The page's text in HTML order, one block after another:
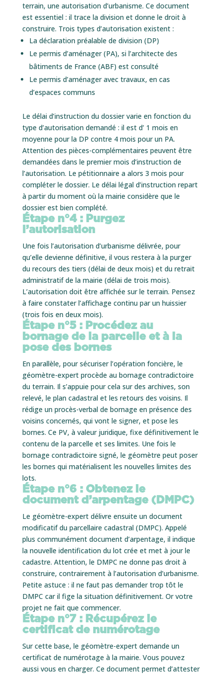
terrain, une autorisation d’urbanisme. Ce document
est essentiel : il trace la division et donne le droit à
construire. Trois types d’autorisation existent :
La déclaration préalable de division (DP)
Le permis d’aménager (PA), si l’architecte des
bâtiments de France (ABF) est consulté
Le permis d’aménager avec travaux, en cas
d’espaces communs
Le délai d’instruction du dossier varie en fonction du
type d’autorisation demandé : il est d’ 1 mois en
moyenne pour la DP contre 4 mois pour un PA.
Attention des pièces-complémentaires peuvent être
demandées dans le premier mois d’instruction de
l’autorisation. Le pétitionnaire a alors 3 mois pour
compléter le dossier. Le délai légal d’instruction repart
à partir du moment où la mairie considère que le
dossier est bien complété.
Étape n°4 : Purgez
l’autorisation
Une fois l’autorisation d’urbanisme délivrée, pour
qu’elle devienne définitive, il vous restera à la purger
du recours des tiers (délai de deux mois) et du retrait
administratif de la mairie (délai de trois mois).
L’autorisation doit être affichée sur le terrain. Pensez
à faire constater l’affichage continu par un huissier
(trois fois en deux mois).
Étape n°5 : Procédez au
bornage de la parcelleet à la
pose des bornes
En parallèle, pour sécuriser l’opération foncière, le
géomètre-expert procède au bornage contradictoire
du terrain. Il s’appuie pour cela sur des archives, son
relevé, le plan cadastral et les retours des voisins. Il
rédige un procès-verbal de bornage en présence des
voisins concernés, qui vont le signer, et pose les
bornes. Ce PV, à valeur juridique, fixe définitivement le
contenu de la parcelle et ses limites. Une fois le
bornage contradictoire signé, le géomètre peut poser
les bornes qui matérialisent les nouvelles limites des
lots.
Étape n°6 : Obtenez le
document d’arpentage (DMPC)
Le géomètre-expert délivre ensuite un document
modificatif du parcellaire cadastral (DMPC). Appelé
plus communément document d’arpentage, il indique
la nouvelle identification du lot crée et met à jour le
cadastre. Attention, le DMPC ne donne pas droit à
construire, contrairement à l’autorisation d’urbanisme.
Petite astuce : il ne faut pas demander trop tôt le
DMPC car il fige la situation définitivement. Or votre
projet ne fait que commencer.
Étape n°7 : Récupérez le
certificat de numérotage
Sur cette base, le géomètre-expert demande un
certificat de numérotage à la mairie. Vous pouvez
aussi vous en charger. Ce document permet d’attester